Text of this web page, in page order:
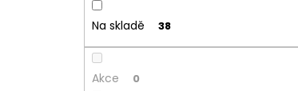
Na skladě 38
Akce 0